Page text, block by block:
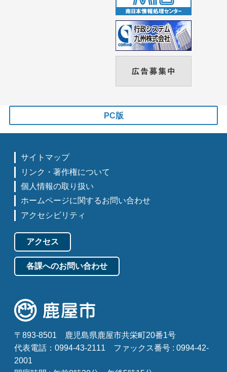
PC版
サイトマップ
リンク・著作権について
個人情報の取り扱い
ホームページに関するお問い合わせ
アクセシビリティ
アクセス
各課へのお問い合わせ
〒893-8501
鹿児島県鹿屋市共栄町20番1号
代表電話：0994-43-2111
ファックス番号 : 0994-42-
2001